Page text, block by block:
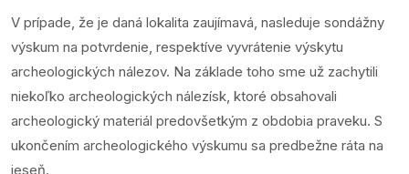
V prípade, že je daná lokalita zaujímavá, nasleduje sondážny
výskum na potvrdenie, respektíve vyvrátenie výskytu
archeologických nálezov. Na základe toho sme už zachytili
niekoľko archeologických nálezísk, ktoré obsahovali
archeologický materiál predovšetkým z obdobia praveku. S
ukončením archeologického výskumu sa predbežne ráta na
jeseň.